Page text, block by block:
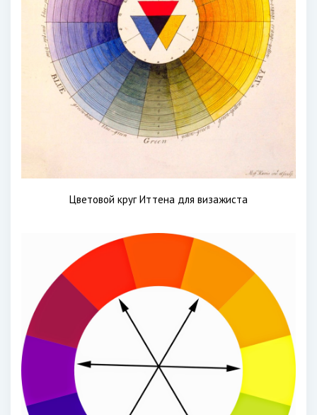
Цветовой круг Иттена для визажиста